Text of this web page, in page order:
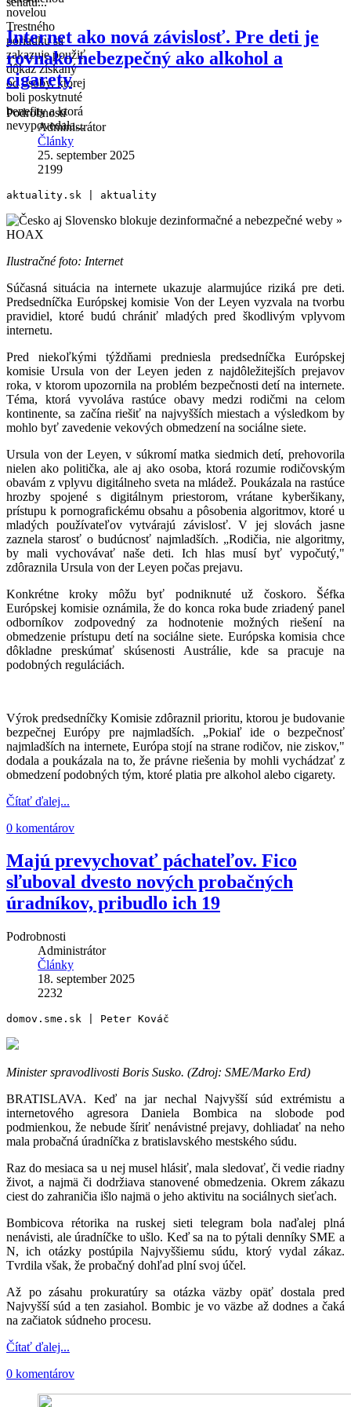
novelou
Trestného
poriadku sa
zakazuje použiť
dôkaz získaný
od osoby, ktorej
boli poskytnuté
benefity a ktorá
nevypovedala...
Internet ako nová závislosť. Pre deti je
rovnako nebezpečný ako alkohol a
cigarety
Podrobnosti
Administrátor
Články
25. september 2025
2199
aktuality.sk | aktuality
Ilustračné foto: Internet
Súčasná situácia na internete ukazuje alarmujúce riziká pre deti.
Predsedníčka Európskej komisie Von der Leyen vyzvala na tvorbu
pravidiel, ktoré budú chrániť mladých pred škodlivým vplyvom
internetu.
Pred niekoľkými týždňami predniesla predsedníčka Európskej
komisie Ursula von der Leyen jeden z najdôležitejších prejavov
roka, v ktorom upozornila na problém bezpečnosti detí na internete.
Téma, ktorá vyvoláva rastúce obavy medzi rodičmi na celom
kontinente, sa začína riešiť na najvyšších miestach a výsledkom by
mohlo byť zavedenie vekových obmedzení na sociálne siete.
Ursula von der Leyen, v súkromí matka siedmich detí, prehovorila
nielen ako politička, ale aj ako osoba, ktorá rozumie rodičovským
obavám z vplyvu digitálneho sveta na mládež. Poukázala na rastúce
hrozby spojené s digitálnym priestorom, vrátane kyberšikany,
prístupu k pornografickému obsahu a pôsobenia algoritmov, ktoré u
mladých používateľov vytvárajú závislosť. V jej slovách jasne
zaznela starosť o budúcnosť najmladších. „Rodičia, nie algoritmy,
by mali vychovávať naše deti. Ich hlas musí byť vypočutý,"
zdôraznila Ursula von der Leyen počas prejavu.
Konkrétne kroky môžu byť podniknuté už čoskoro. Šéfka
Európskej komisie oznámila, že do konca roka bude zriadený panel
odborníkov zodpovedný za hodnotenie možných riešení na
obmedzenie prístupu detí na sociálne siete. Európska komisia chce
dôkladne preskúmať skúsenosti Austrálie, kde sa pracuje na
podobných reguláciách.
Výrok predsedníčky Komisie zdôraznil prioritu, ktorou je budovanie
bezpečnej Európy pre najmladších. „Pokiaľ ide o bezpečnosť
najmladších na internete, Európa stojí na strane rodičov, nie ziskov,"
dodala a poukázala na to, že právne riešenia by mohli vychádzať z
obmedzení podobných tým, ktoré platia pre alkohol alebo cigarety.
Čítať ďalej...
0 komentárov
Majú prevychovať páchateľov. Fico
sľuboval dvesto nových probačných
úradníkov, pribudlo ich 19
Podrobnosti
Administrátor
Články
18. september 2025
2232
domov.sme.sk | Peter Kováč
Minister spravodlivosti Boris Susko. (Zdroj: SME/Marko Erd)
BRATISLAVA. Keď na jar nechal Najvyšší súd extrémistu a
internetového agresora Daniela Bombica na slobode pod
podmienkou, že nebude šíriť nenávistné prejavy, dohliadať na neho
mala probačná úradníčka z bratislavského mestského súdu.
Raz do mesiaca sa u nej musel hlásiť, mala sledovať, či vedie riadny
život, a najmä či dodržiava stanovené obmedzenia. Okrem zákazu
ciest do zahraničia išlo najmä o jeho aktivitu na sociálnych sieťach.
Bombicova rétorika na ruskej sieti telegram bola naďalej plná
nenávisti, ale úradníčke to ušlo. Keď sa na to pýtali denníky SME a
N, ich otázky postúpila Najvyššiemu súdu, ktorý vydal zákaz.
Tvrdila však, že probačný dohľad plní svoj účel.
Až po zásahu prokuratúry sa otázka väzby opäť dostala pred
Najvyšší súd a ten zasiahol. Bombic je vo väzbe až dodnes a čaká
na začiatok súdneho procesu.
Čítať ďalej...
0 komentárov